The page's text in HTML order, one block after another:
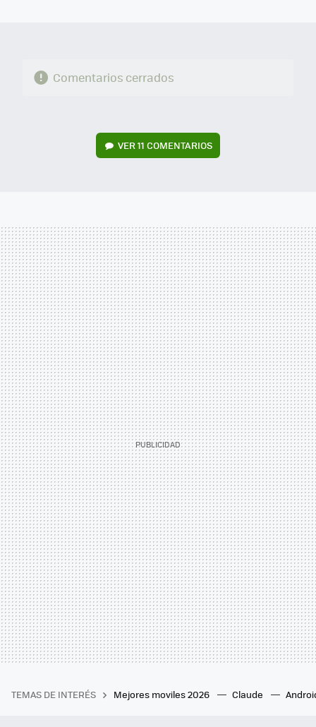
Comentarios cerrados
VER11 COMENTARIOS
TEMAS DE INTERÉS Mejores moviles 2026 Claude